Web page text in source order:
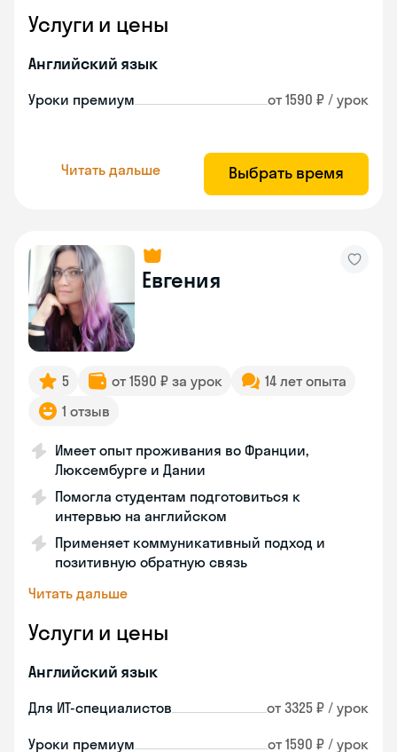
Услуги и цены
Английский язык
Уроки премиум от 1590 ₽ / урок
Читать дальше Выбрать время
Евгения
5 от 1590 ₽ за урок
14 лет опыта
1 отзыв
Имеет опыт проживания во Франции,
Люксембурге и Дании
Помогла студентам подготовиться к
интервью на английском
Применяет коммуникативный подход и
позитивную обратную связь
Читать дальше
Услуги и цены
Английский язык
Для ИТ-специалистов от 3325 ₽ / урок
Уроки премиум от 1590 ₽ / урок